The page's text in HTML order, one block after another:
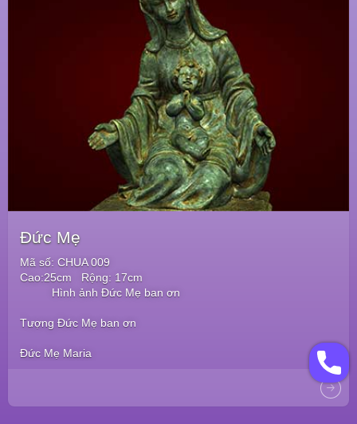
Đức Mẹ
Mã số: CHUA 009
Cao:25cm Rộng: 17cm
Hình ảnh Đức Mẹ ban ơn
Tượng Đức Mẹ ban ơn
Đức Mẹ Maria